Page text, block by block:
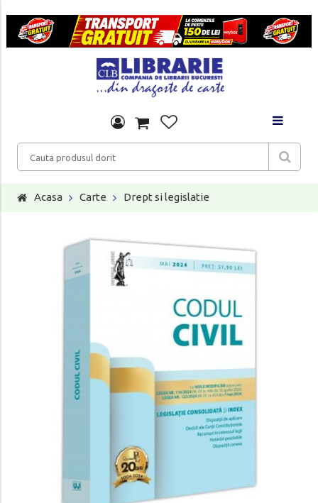
Acasa Carte Drept si legislatie